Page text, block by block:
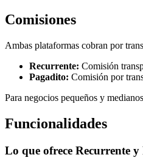
Comisiones
Ambas plataformas cobran por
Recurrente: Comisión
Pagadito: Comisión por
Para negocios pequeños y
Funcionalidades
Lo que ofrece Recurrente